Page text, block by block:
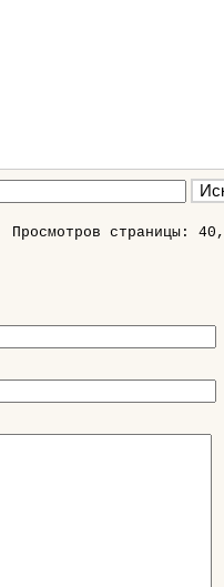
Просмотров страницы: